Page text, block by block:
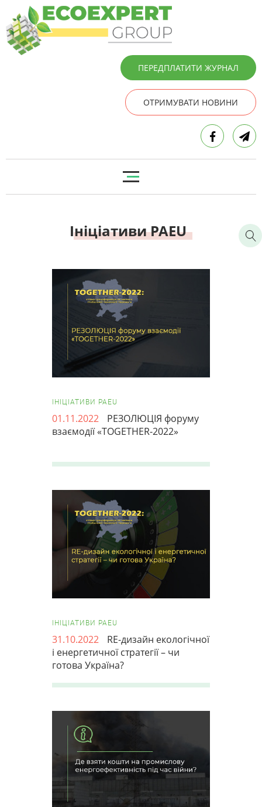
ПЕРЕДПЛАТИТИ ЖУРНАЛ
ОТРИМУВАТИ НОВИНИ
Ініціативи PAEU
ІНІЦІАТИВИ PAEU
01.11.2022
РЕЗОЛЮЦІЯ форуму
взаємодії «TOGETHER-2022»
ІНІЦІАТИВИ PAEU
31.10.2022
RE-дизайн екологічної
і енергетичної стратегії – чи
готова Україна?